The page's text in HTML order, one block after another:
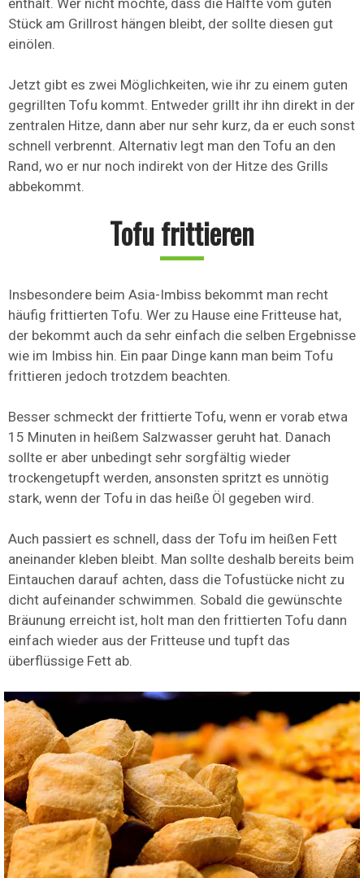
enthält. Wer nicht möchte, dass die Hälfte vom guten
Stück am Grillrost hängen bleibt, der sollte diesen gut
einölen.
Jetzt gibt es zwei Möglichkeiten, wie ihr zu einem guten
gegrillten Tofu kommt. Entweder grillt ihr ihn direkt in der
zentralen Hitze, dann aber nur sehr kurz, da er euch sonst
schnell verbrennt. Alternativ legt man den Tofu an den
Rand, wo er nur noch indirekt von der Hitze des Grills
abbekommt.
Tofu frittieren
Insbesondere beim Asia-Imbiss bekommt man recht
häufig frittierten Tofu. Wer zu Hause eine Fritteuse hat,
der bekommt auch da sehr einfach die selben Ergebnisse
wie im Imbiss hin. Ein paar Dinge kann man beim Tofu
frittieren jedoch trotzdem beachten.
Besser schmeckt der frittierte Tofu, wenn er vorab etwa
15 Minuten in heißem Salzwasser geruht hat. Danach
sollte er aber unbedingt sehr sorgfältig wieder
trockengetupft werden, ansonsten spritzt es unnötig
stark, wenn der Tofu in das heiße Öl gegeben wird.
Auch passiert es schnell, dass der Tofu im heißen Fett
aneinander kleben bleibt. Man sollte deshalb bereits beim
Eintauchen darauf achten, dass die Tofustücke nicht zu
dicht aufeinander schwimmen. Sobald die gewünschte
Bräunung erreicht ist, holt man den frittierten Tofu dann
einfach wieder aus der Fritteuse und tupft das
überflüssige Fett ab.